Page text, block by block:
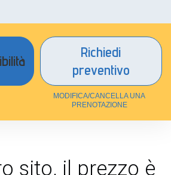
Richiedi
preventivo
MODIFICA/CANCELLA UNA
PRENOTAZIONE
sito, il prezzo è